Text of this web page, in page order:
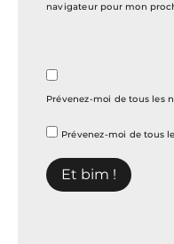
navigateur pour mon
Prévenez-moi de tous les
Prévenez-moi de tous